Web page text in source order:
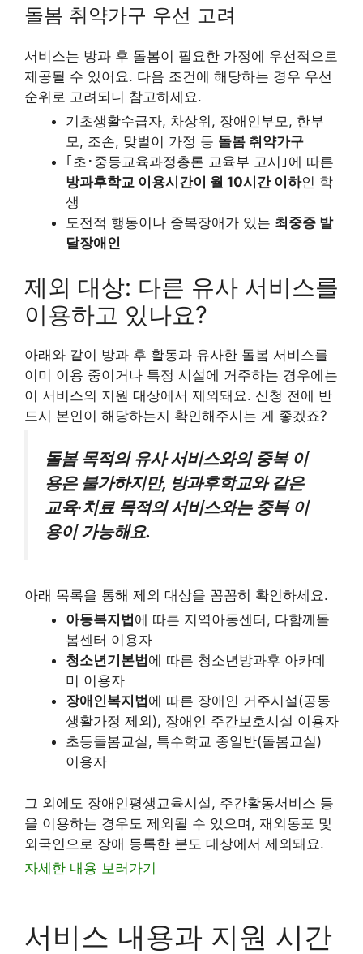
돌봄 취약가구 우선 고려
서비스는 방과 후 돌봄이 필요한 가정에 우선적으로
제공될 수 있어요. 다음 조건에 해당하는 경우 우선
순위로 고려되니 참고하세요.
기초생활수급자, 차상위, 장애인부모, 한부
모, 조손, 맞벌이 가정 등 돌봄 취약가구
｢초･중등교육과정총론 교육부 고시｣에 따른
방과후학교 이용시간이 월 10시간 이하인 학
생
도전적 행동이나 중복장애가 있는 최중증 발
달장애인
제외 대상: 다른 유사 서비스를
이용하고 있나요?
아래와 같이 방과 후 활동과 유사한 돌봄 서비스를
이미 이용 중이거나 특정 시설에 거주하는 경우에는
이 서비스의 지원 대상에서 제외돼요. 신청 전에 반
드시 본인이 해당하는지 확인해주시는 게 좋겠죠?
돌봄 목적의 유사 서비스와의 중복 이
용은 불가하지만, 방과후학교와 같은
교육·치료 목적의 서비스와는 중복 이
용이 가능해요.
아래 목록을 통해 제외 대상을 꼼꼼히 확인하세요.
아동복지법 에 따른 지역아동센터, 다함께돌
봄센터 이용자
청소년기본법 에 따른 청소년방과후 아카데
미 이용자
장애인복지법 에 따른 장애인 거주시설(공동
생활가정 제외), 장애인 주간보호시설 이용자
초등돌봄교실, 특수학교 종일반(돌봄교실)
이용자
그 외에도 장애인평생교육시설, 주간활동서비스 등
을 이용하는 경우도 제외될 수 있으며, 재외동포 및
외국인으로 장애 등록한 분도 대상에서 제외돼요.
자세한 내용 보러가기
서비스 내용과 지원 시간